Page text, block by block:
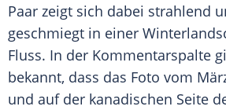
Paar zeigt sich dabei strahlend
geschmiegt in einer
Fluss. In der Kommentarspalte
bekannt, dass das Foto vom
und auf der kanadischen Seite